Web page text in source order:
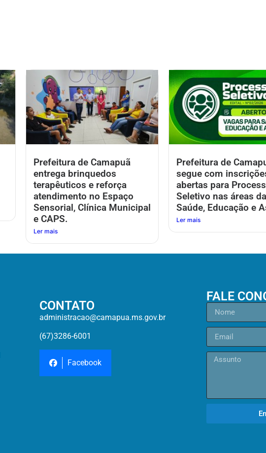
Prefeitura de Camapuã
entrega brinquedos
terapêuticos e reforça
atendimento no Espaço
Sensorial, Clínica Municipal
e CAPS.
Ler mais
Prefeitura de
segue com
abertas para
Seletivo nas áreas da
Saúde, Educação e
Ler mais
CONTATO
administracao@camapua.ms.gov.br
(67)3286-6001
Facebook
FALE